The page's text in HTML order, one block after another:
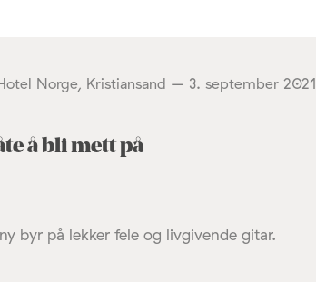
Norge, Kristiansand – 3. september 2021
å bli mett på
byr på lekker fele og livgivende gitar.